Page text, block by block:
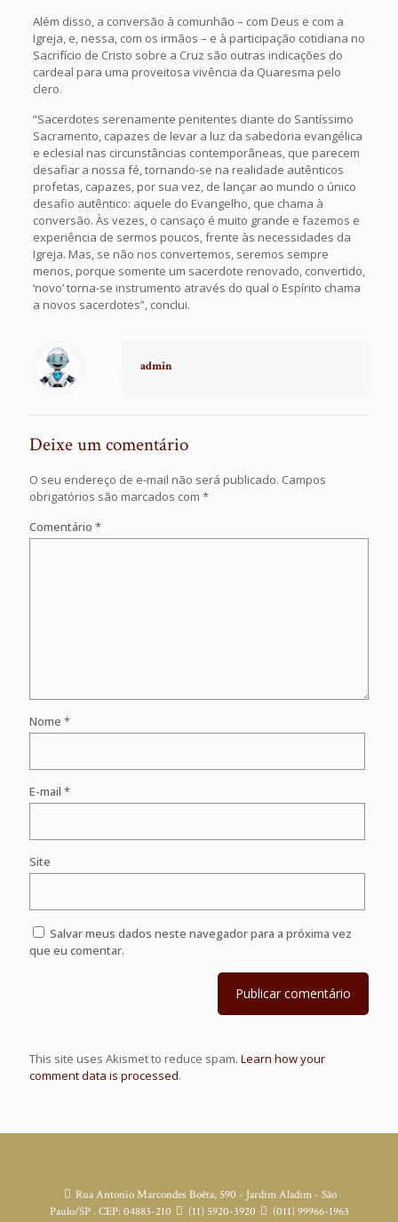
Além disso, a conversão à comunhão – com Deus e com a
Igreja, e, nessa, com os irmãos – e à participação cotidiana no
Sacrifício de Cristo sobre a Cruz são outras indicações do
cardeal para uma proveitosa vivência da Quaresma pelo
clero.
“Sacerdotes serenamente penitentes diante do Santíssimo
Sacramento, capazes de levar a luz da sabedoria evangélica
e eclesial nas circunstâncias contemporâneas, que parecem
desafiar a nossa fé, tornando-se na realidade autênticos
profetas, capazes, por sua vez, de lançar ao mundo o único
desafio autêntico: aquele do Evangelho, que chama à
conversão. Às vezes, o cansaço é muito grande e fazemos e
experiência de sermos poucos, frente às necessidades da
Igreja. Mas, se não nos convertemos, seremos sempre
menos, porque somente um sacerdote renovado, convertido,
‘novo’ torna-se instrumento através do qual o Espírito chama
a novos sacerdotes”, conclui.
admin
Deixe um comentário
O seu endereço de e-mail não será publicado. Campos
obrigatórios são marcados com *
Comentário *
Nome *
E-mail *
Site
Salvar meus dados neste navegador para a próxima vez
que eu comentar.
This site uses Akismet to reduce spam. Learn how your
comment data is processed.
Rua Antonio Marcondes Boêta, 590 - Jardim Aladim - São
Paulo/SP . CEP: 04883-210
(11) 5920-3920
(011) 99966-1963